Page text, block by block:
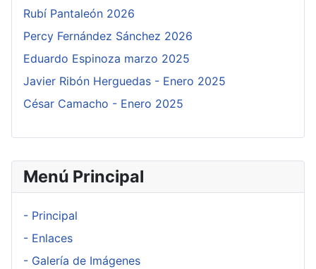
Menú Principal
- Principal
- Enlaces
- Galería de Imágenes
Rubí Pantaleón 2026
Percy Fernández Sánchez 2026
Eduardo Espinoza marzo 2025
Javier Ribón Herguedas - Enero 2025
César Camacho - Enero 2025